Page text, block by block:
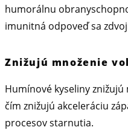
humorálnu
imunitná odpoveď sa
Znižujú množenie
Humínové kyseliny
čím znižujú akceleráciu
procesov starnutia.